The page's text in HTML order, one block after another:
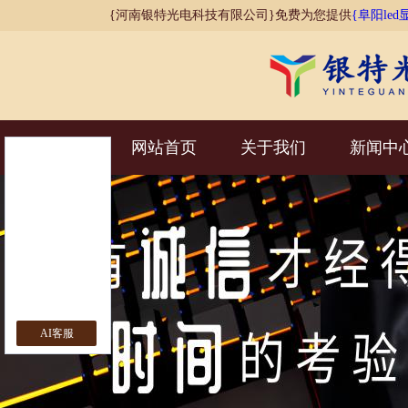
{河南银特光电科技有限公司}免费为您提供{阜阳led
网站首页 关于我们 新闻中
AI客服